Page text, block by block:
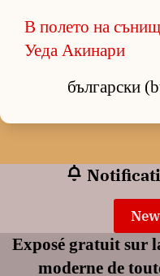
В полето на
Уеда Акинари
български
Exposé gratuit sur
moderne de